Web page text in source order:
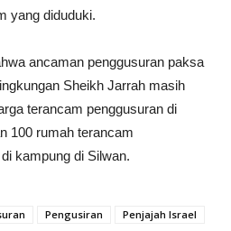
yang diduduki.
ancaman penggusuran paksa
Sheikh Jarrah masih
terancam penggusuran di
100 rumah terancam
kampung di Silwan.
Pengusiran Penjajah Israel